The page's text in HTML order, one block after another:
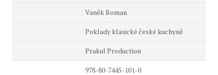
Vaněk Roman
Poklady klasické české kuchyně
Prakul Production
978-80-7445-101-0